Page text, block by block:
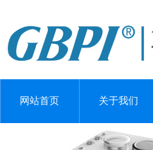
网站首页 关于我们